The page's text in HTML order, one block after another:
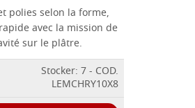
polies selon la forme,
avec la mission de
sur le plâtre.
Stocker: 7 - COD.
LEMCHRY10X8